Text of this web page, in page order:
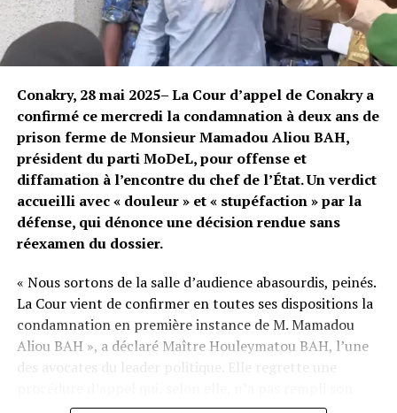
Conakry, 28 mai 2025– La Cour d’appel de Conakry a
confirmé ce mercredi la condamnation à deux ans de
prison ferme de Monsieur Mamadou Aliou BAH,
président du parti MoDeL, pour offense et
diffamation à l’encontre du chef de l’État. Un verdict
accueilli avec « douleur » et « stupéfaction » par la
défense, qui dénonce une décision rendue sans
réexamen du dossier.
« Nous sortons de la salle d’audience abasourdis, peinés.
La Cour vient de confirmer en toutes ses dispositions la
condamnation en première instance de M. Mamadou
Aliou BAH », a déclaré Maître Houleymatou BAH, l’une
des avocates du leader politique. Elle regrette une